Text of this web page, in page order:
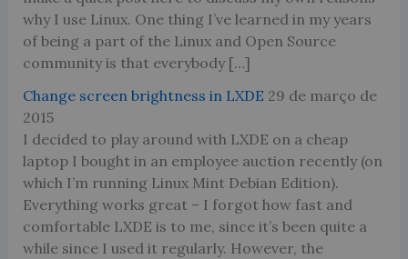
why I use Linux. One thing I’ve learned in my years
of being a part of the Linux and Open Source
community is that everybody […]
Change screen brightness in LXDE 29 de março de
2015
I decided to play around with LXDE on a cheap
laptop I bought in an employee auction recently (on
which I’m running Linux Mint Debian Edition).
Everything works great – I forgot how fast and
comfortable LXDE is to me, since it’s been quite a
while since I used it regularly. However, the